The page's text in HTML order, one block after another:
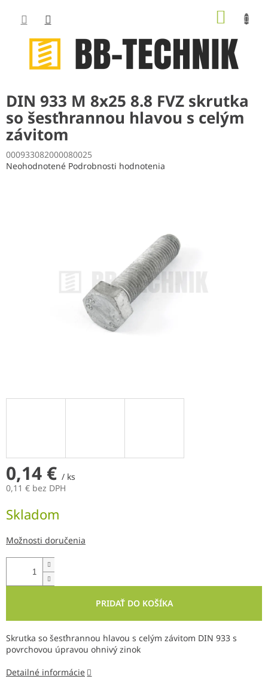
obsah
DIN 933 M 8x25 8.8 FVZ skrutka
so šesťhrannou hlavou s celým
závitom
000933082000080025
Priemerné
Neohodnotené Podrobnosti hodnotenia
0,14 € / ks
0,11 € bez DPH
cena:
Skladom
Možnosti doručenia
PRIDAŤ DO KOŠÍKA
Skrutka so šesťhrannou hlavou s celým závitom DIN 933 s
povrchovou úpravou ohnivý zinok
Detailné informácie